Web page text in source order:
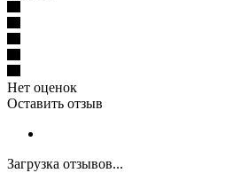
Нет оценок
Оставить отзыв
Загрузка отзывов...